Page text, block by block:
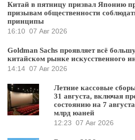
Китай в пятницу призвал Японию
призывам общественности
принципы
16:10 07 Авг 2026
Goldman Sachs проявляет всё
китайском рынке искусственного
14:14 07 Авг 2026
Летние кассовые
31 августа, включая
состоянию на 7
млрд юаней
12:23 07 Авг 2026